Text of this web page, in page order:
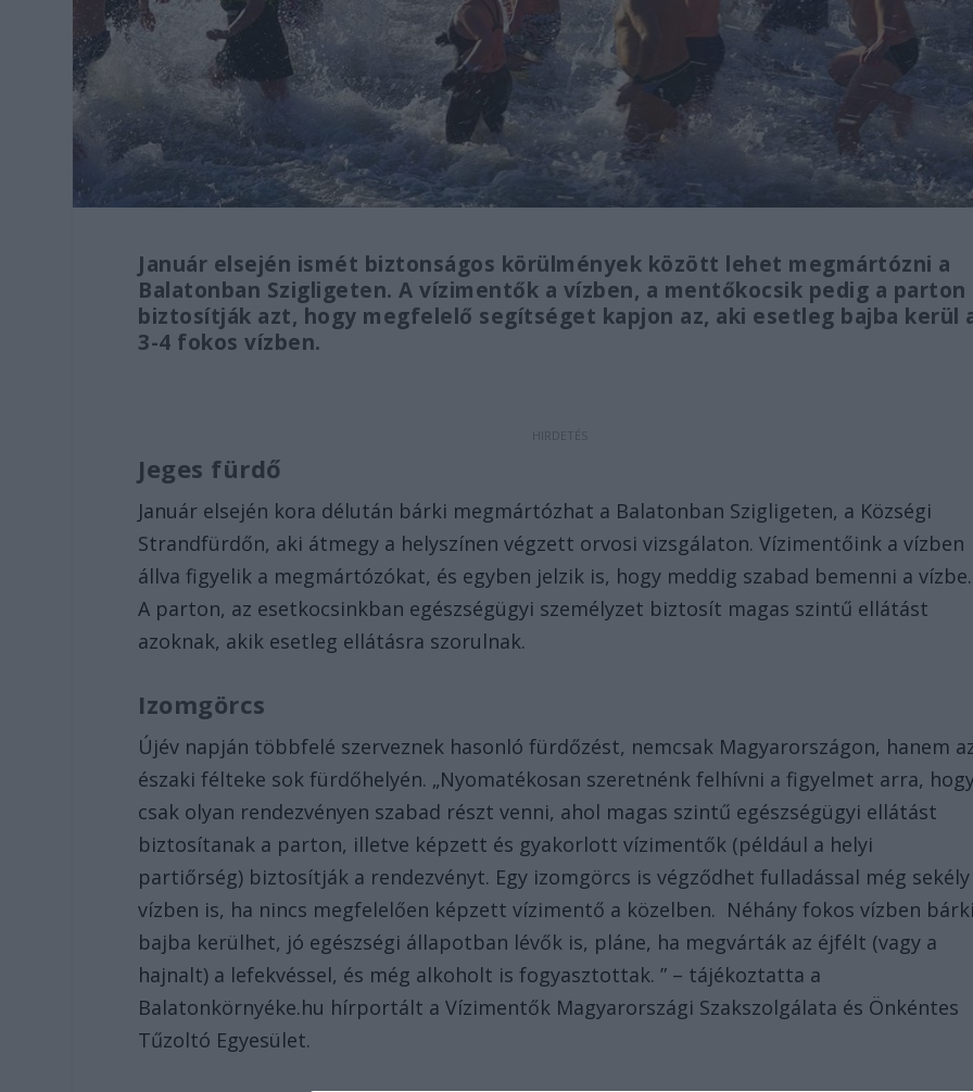
Január elsején ismét biztonságos körülmények között lehet megmártózni a
Balatonban Szigligeten. A vízimentők a vízben, a mentőkocsik pedig a parton
biztosítják azt, hogy megfelelő segítséget kapjon az, aki esetleg bajba kerül
3-4 fokos vízben.
Jeges fürdő
Január elsején kora délután bárki megmártózhat a Balatonban Szigligeten, a Községi
Strandfürdőn, aki átmegy a helyszínen végzett orvosi vizsgálaton. Vízimentőink a vízben
állva figyelik a megmártózókat, és egyben jelzik is, hogy meddig szabad bemenni a vízbe.
A parton, az esetkocsinkban egészségügyi személyzet biztosít magas szintű ellátást
azoknak, akik esetleg ellátásra szorulnak.
Izomgörcs
Újév napján többfelé szerveznek hasonló fürdőzést, nemcsak Magyarországon, hanem
északi félteke sok fürdőhelyén. „Nyomatékosan szeretnénk felhívni a figyelmet arra,
csak olyan rendezvényen szabad részt venni, ahol magas szintű egészségügyi ellátást
biztosítanak a parton, illetve képzett és gyakorlott vízimentők (például a helyi
partiőrség) biztosítják a rendezvényt. Egy izomgörcs is végződhet fulladással még sekély
vízben is, ha nincs megfelelően képzett vízimentő a közelben. Néhány fokos vízben
bajba kerülhet, jó egészségi állapotban lévők is, pláne, ha megvárták az éjfélt (vagy a
hajnalt) a lefekvéssel, és még alkoholt is fogyasztottak. ” – tájékoztatta a
Balatonkörnyéke.hu hírportált a Vízimentők Magyarországi Szakszolgálata és Önkéntes
Tűzoltó Egyesület.